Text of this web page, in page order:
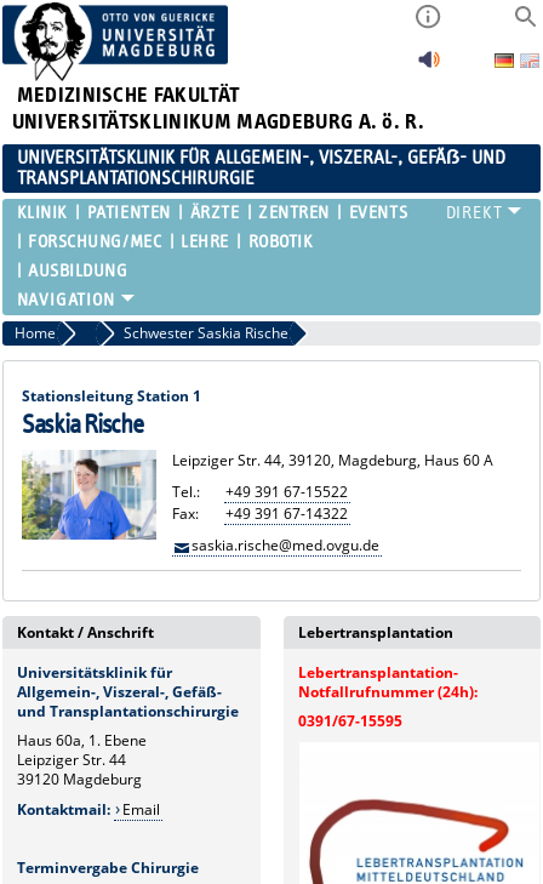
MEDIZINISCHE FAKULTÄT
UNIVERSITÄTSKLINIKUM MAGDEBURG A. ö. R.
UNIVERSITÄTSKLINIK FÜR ALLGEMEIN-, VISZERAL-, GEFÄẞ- UND
TRANSPLANTATIONSCHIRURGIE
KLINIK PATIENTEN ÄRZTE ZENTREN
EVENTS
FORSCHUNG/MEC
LEHRE
ROBOTIK
AUSBILDUNG
Home Stationsschwestern, -pfleger
Schwester Saskia Rische
Stationsleitung Station 1
Saskia Rische
Leipziger Str. 44, 39120, Magdeburg, Haus 60 A
Tel.:
+49 391 67-15522
Fax:
+49 391 67-14322
saskia.rische@med.ovgu.de
Kontakt / Anschrift
Universitätsklinik für
Allgemein-, Viszeral-, Gefäß-
und Transplantationschirurgie
Haus 60a, 1. Ebene
Leipziger Str. 44
39120 Magdeburg
Kontaktmail:
Email
Terminvergabe Chirurgie
Lebertransplantation
Lebertransplantation-
Notfallrufnummer (24h):
0391/67-15595